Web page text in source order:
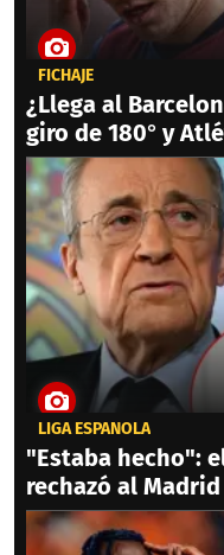
FICHAJE
¿Llega al
giro de 180° y
LIGA ESPAÑOLA
"Estaba hecho":
rechazó al